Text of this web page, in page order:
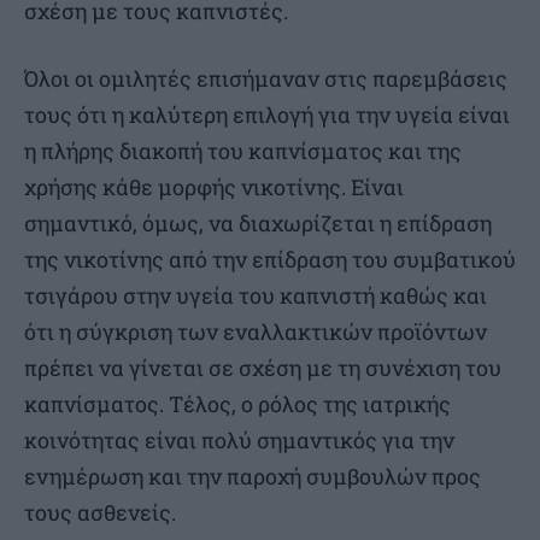
σχέση με τους καπνιστές.
Όλοι οι ομιλητές επισήμαναν στις παρεμβάσεις
τους ότι η καλύτερη επιλογή για την υγεία είναι
η πλήρης διακοπή του καπνίσματος και της
χρήσης κάθε μορφής νικοτίνης. Είναι
σημαντικό, όμως, να διαχωρίζεται η επίδραση
της νικοτίνης από την επίδραση του συμβατικού
τσιγάρου στην υγεία του καπνιστή καθώς και
ότι η σύγκριση των εναλλακτικών προϊόντων
πρέπει να γίνεται σε σχέση με τη συνέχιση του
καπνίσματος. Τέλος, ο ρόλος της ιατρικής
κοινότητας είναι πολύ σημαντικός για την
ενημέρωση και την παροχή συμβουλών προς
τους ασθενείς.